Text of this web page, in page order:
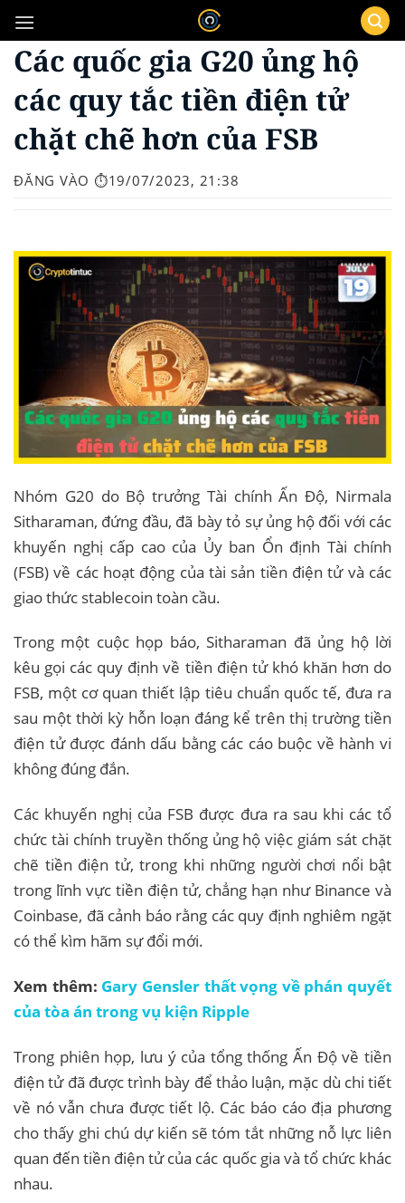
qua
nội
dung
Các quốc gia G20 ủng hộ
các quy tắc tiền điện tử
chặt chẽ hơn của FSB
ĐĂNG VÀO ⏱️19/07/2023, 21:38
Nhóm G20 do Bộ trưởng Tài chính Ấn Độ, Nirmala
Sitharaman, đứng đầu, đã bày tỏ sự ủng hộ đối với các
khuyến nghị cấp cao của Ủy ban Ổn định Tài chính
(FSB) về các hoạt động của tài sản tiền điện tử và các
giao thức stablecoin toàn cầu.
Trong một cuộc họp báo, Sitharaman đã ủng hộ lời
kêu gọi các quy định về tiền điện tử khó khăn hơn do
FSB, một cơ quan thiết lập tiêu chuẩn quốc tế, đưa ra
sau một thời kỳ hỗn loạn đáng kể trên thị trường tiền
điện tử được đánh dấu bằng các cáo buộc về hành vi
không đúng đắn.
Các khuyến nghị của FSB được đưa ra sau khi các tổ
chức tài chính truyền thống ủng hộ việc giám sát chặt
chẽ tiền điện tử, trong khi những người chơi nổi bật
trong lĩnh vực tiền điện tử, chẳng hạn như Binance và
Coinbase, đã cảnh báo rằng các quy định nghiêm ngặt
có thể kìm hãm sự đổi mới.
Xem thêm: Gary Gensler thất vọng về phán quyết
của tòa án trong vụ kiện Ripple
Trong phiên họp, lưu ý của tổng thống Ấn Độ về tiền
điện tử đã được trình bày để thảo luận, mặc dù chi tiết
về nó vẫn chưa được tiết lộ. Các báo cáo địa phương
cho thấy ghi chú dự kiến ​​sẽ tóm tắt những nỗ lực liên
quan đến tiền điện tử của các quốc gia và tổ chức khác
nhau.